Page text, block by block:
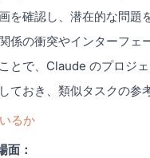
を確認し、潜在的な問
係の衝突やインターフ
とで、Claude のプロジ
ておき、類似タスクの参
るか
面：